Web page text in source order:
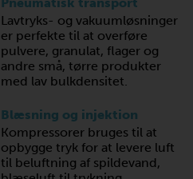
Lavtryks- og vakuumløsninger
er perfekte til at overføre
pulvere, granulat, flager og
andre små, tørre produkter
med lav bulkdensitet.
Blæsning og injektion
Kompressorer bruges til at
opbygge tryk for at levere luft
til beluftning af spildevand,